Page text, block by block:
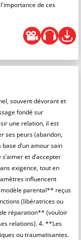
de ces
souvent dévorant et
fondé sur
une relation, il est
ses peurs (abandon,
d’un amour sain
et d’accepter
exigence, tout en
influencent
modèle parental** reçus
(libératrices ou
réparation** (vouloir
relations). 4. **Les
ou traumatisantes.